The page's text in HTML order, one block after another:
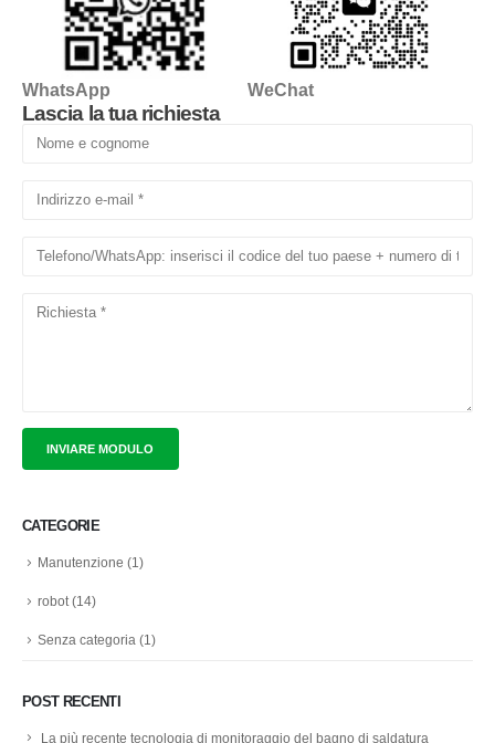
WhatsApp WeChat
Lascia la tua richiesta
CATEGORIE
Manutenzione (1)
robot(14)
Senza categoria (1)
POST RECENTI
La più recente tecnologia di monitoraggio del bagno di saldatura